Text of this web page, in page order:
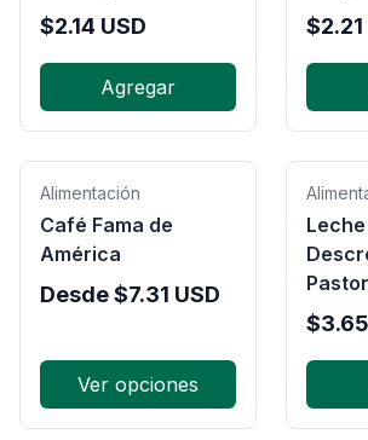
$2.14 USD
Agregar
$2.21
Alimentación
Café Fama de
América
Desde$7.31 USD
Ver opciones
$3.65